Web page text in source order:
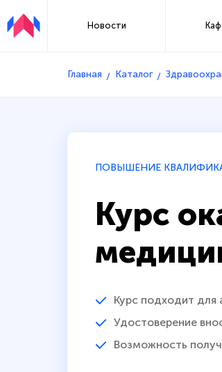
Новости
Главная Каталог
ПОВЫШЕНИЕ
Курс
Курс подходит для
Удостоверение
Возможность